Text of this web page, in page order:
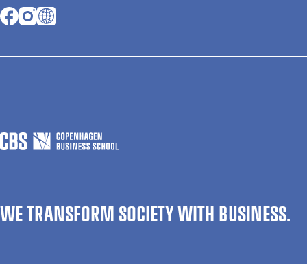
Opens in a new tab
Opens in a new tab
Opens in a new tab
WE TRANSFORM SOCIETY WITH BUSINESS.